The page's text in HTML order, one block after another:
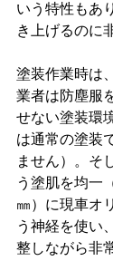
いう特性もあ
き上げるのに
塗装作業時は
業者は防塵服
せない塗装環
は通常の塗装
ません）。そ
う塗肌を均一
㎜）に現車オ
う神経を使い
整しながら非